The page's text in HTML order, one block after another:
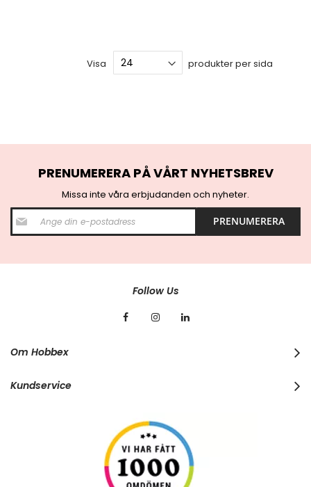
Visa produkter per sida
PRENUMERERA PÅ VÅRT NYHETSBREV
Missa inte våra erbjudanden och nyheter.
S
i
g
e
r
:
PRENUMERERA
Follow Us
Om Hobbex
Kundservice